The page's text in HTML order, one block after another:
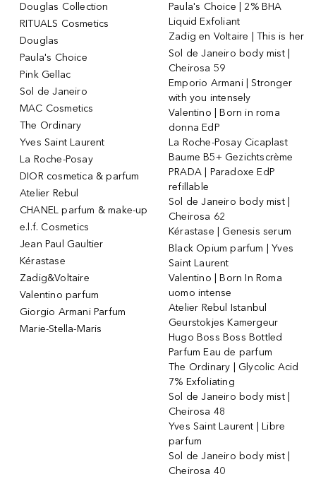
Douglas Collection
RITUALS Cosmetics
Douglas
Paula's Choice
Pink Gellac
Sol de Janeiro
MAC Cosmetics
The Ordinary
Yves Saint Laurent
La Roche-Posay
DIOR cosmetica & parfum
Atelier Rebul
CHANEL parfum & make-up
e.l.f. Cosmetics
Jean Paul Gaultier
Kérastase
Zadig&Voltaire
Valentino parfum
Giorgio Armani Parfum
Marie-Stella-Maris
Paula's Choice | 2% BHA
Liquid Exfoliant
Zadig en Voltaire | This is her
Sol de Janeiro body mist |
Cheirosa 59
Emporio Armani | Stronger
with you intensely
Valentino | Born in roma
donna EdP
La Roche-Posay Cicaplast
Baume B5+ Gezichtscrème
PRADA | Paradoxe EdP
refillable
Sol de Janeiro body mist |
Cheirosa 62
Kérastase | Genesis serum
Black Opium parfum | Yves
Saint Laurent
Valentino | Born In Roma
uomo intense
Atelier Rebul Istanbul
Geurstokjes Kamergeur
Hugo Boss Boss Bottled
Parfum Eau de parfum
The Ordinary | Glycolic Acid
7% Exfoliating
Sol de Janeiro body mist |
Cheirosa 48
Yves Saint Laurent | Libre
parfum
Sol de Janeiro body mist |
Cheirosa 40